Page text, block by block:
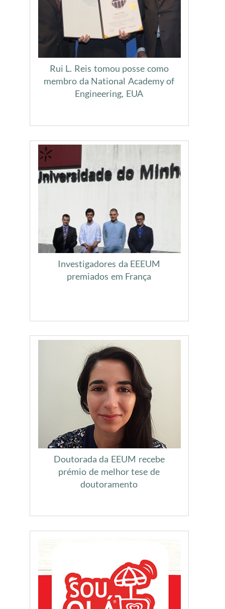
Rui L. Reis tomou posse como
membro da National Academy of
Engineering, EUA
Investigadores da EEEUM
premiados em França
Doutorada da EEUM recebe
prémio de melhor tese de
doutoramento